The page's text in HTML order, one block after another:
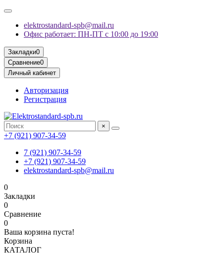
elektrostandard-spb@mail.ru
Офис работает: ПН-ПТ с 10:00 до 19:00
Закладки0
Сравнение0
Личный кабинет
Авторизация
Регистрация
×
+7 (921) 907-34-59
7 (921) 907-34-59
+7 (921) 907-34-59
elektrostandard-spb@mail.ru
0
Закладки
0
Сравнение
0
Ваша корзина пуста!
Корзина
КАТАЛОГ